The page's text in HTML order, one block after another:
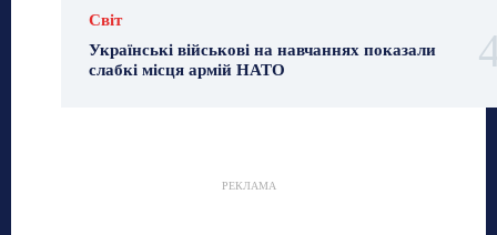
Світ
Українські військові на навчаннях показали
слабкі місця армій НАТО
РЕКЛАМА